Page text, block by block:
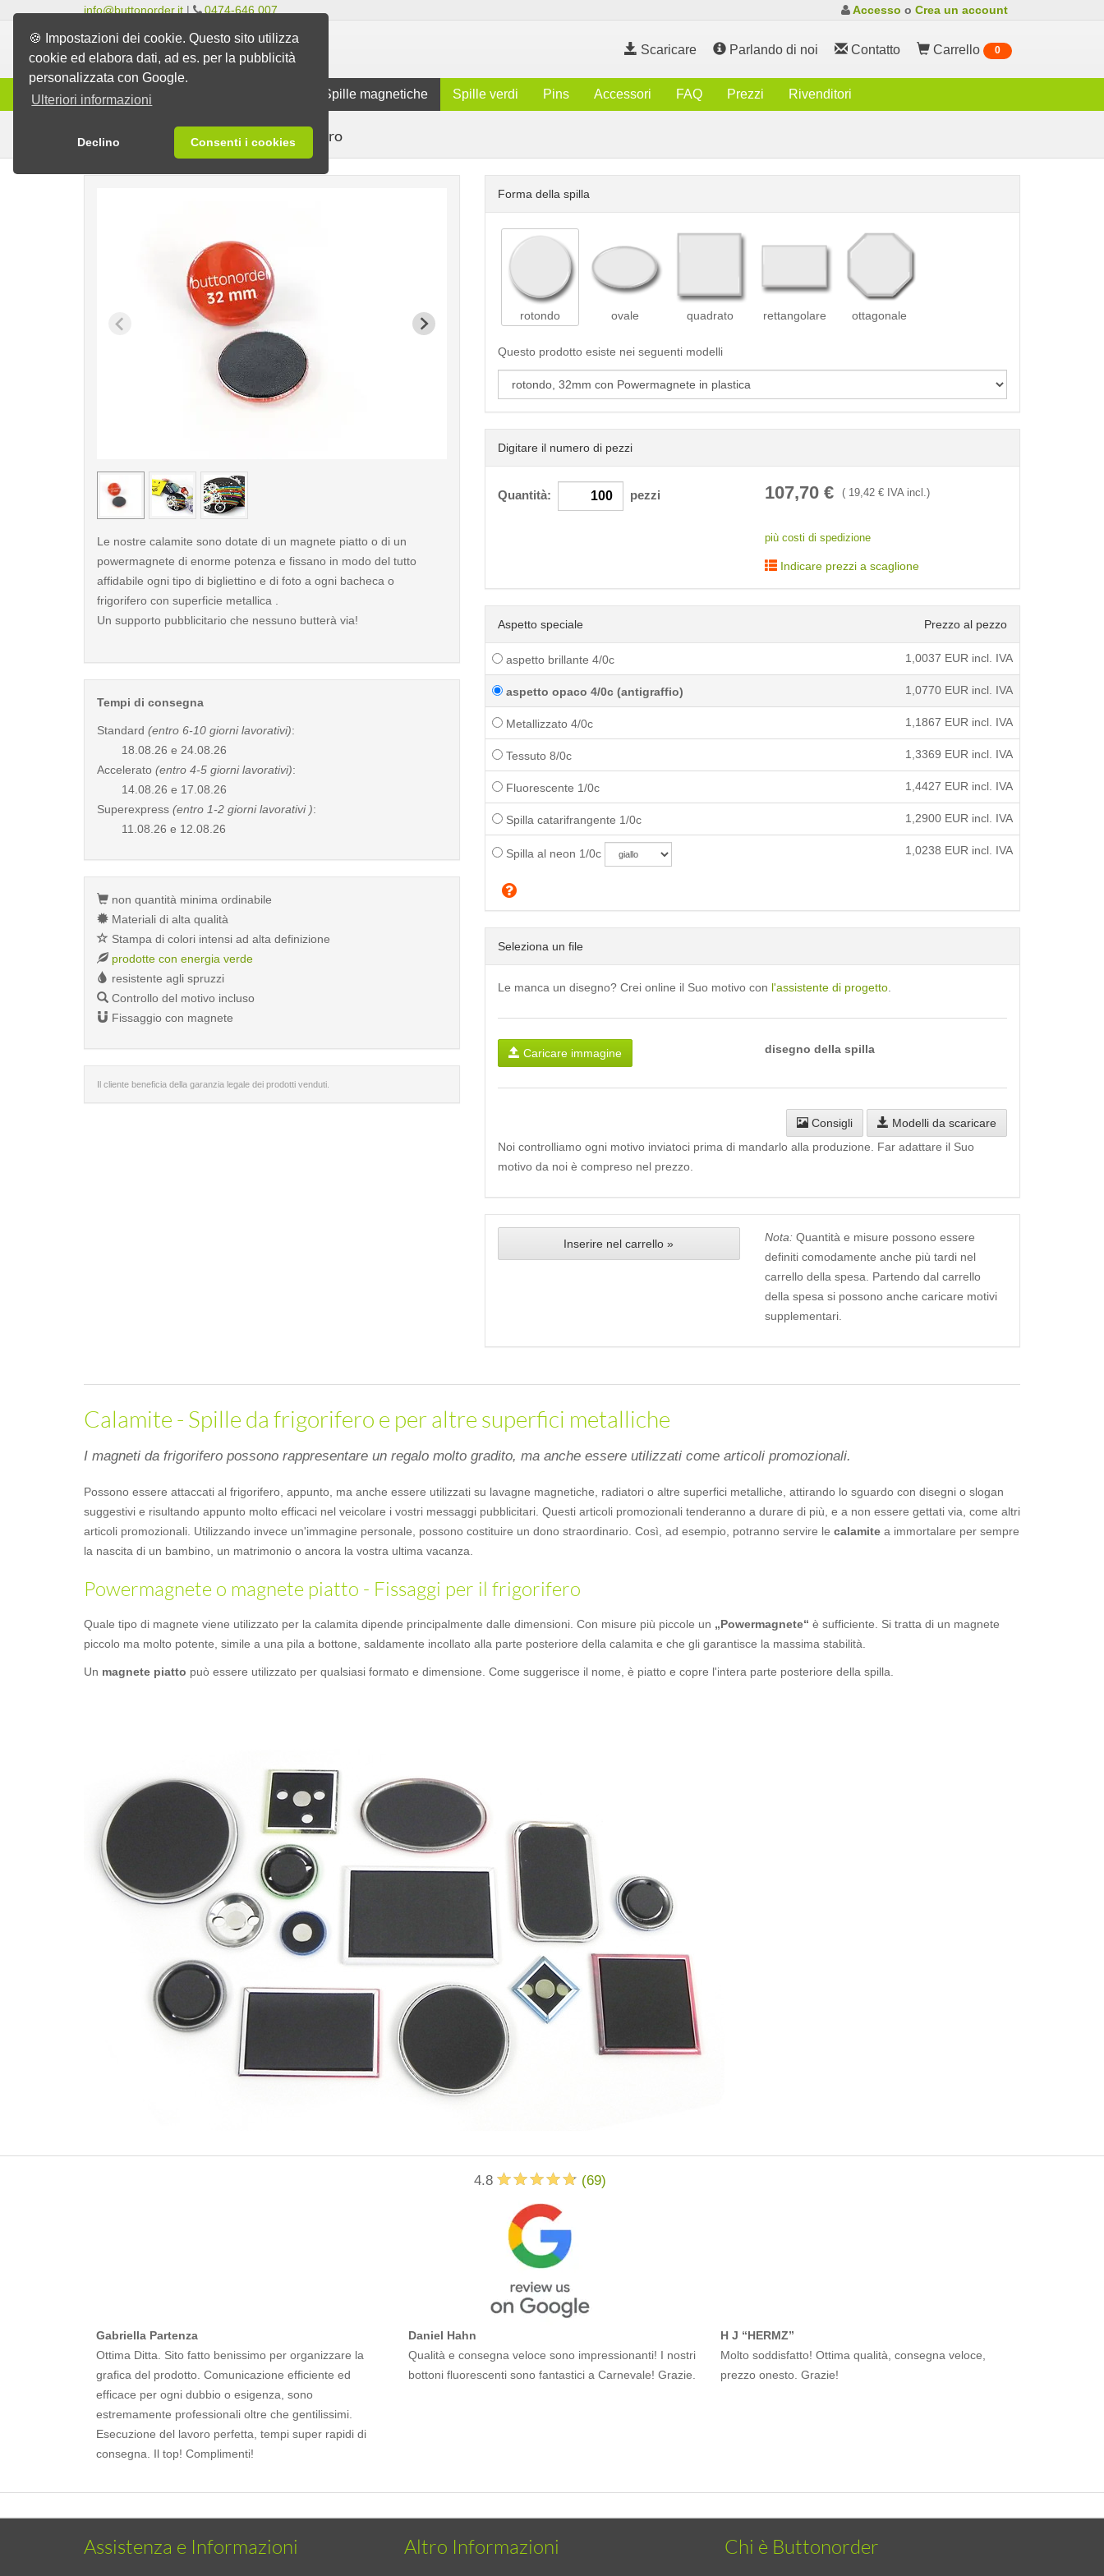
🍪 Impostazioni dei cookie. Questo sito utilizza
cookie ed elabora dati, ad es. per la pubblicità
personalizzata con Google.
Ulteriori informazioni
Declino Consenti i cookies
info@buttonorder.it | 0474-646 007 Accesso o Crea un account
Scaricare Parlando di noi Contatto Carrello 0
Gamma Spille magnetiche Spille verdi Pins Accessori FAQ Prezzi Rivenditori
Spille Spille magnetiche per il frigorifero
Forma della spilla
rotondo ovale quadrato rettangolare ottagonale
Questo prodotto esiste nei seguenti modelli
Digitare il numero di pezzi
Quantità: pezzi 107,70€ ( 19,42€ IVA incl.)
più costi di spedizione
Indicare prezzi a scaglione
Aspetto speciale Prezzo al pezzo
aspetto brillante 4/0c 1,0037 EUR incl. IVA
aspetto opaco 4/0c (antigraffio) 1,0770 EUR incl. IVA
Metallizzato 4/0c 1,1867 EUR incl. IVA
Tessuto 8/0c 1,3369 EUR incl. IVA
Fluorescente 1/0c 1,4427 EUR incl. IVA
Spilla catarifrangente 1/0c 1,2900 EUR incl. IVA
Spilla al neon 1/0c 1,0238 EUR incl. IVA
Seleziona un file
Le manca un disegno? Crei online il Suo motivo con l'assistente di progetto.
Caricare immagine disegno della spilla
Consigli
Modelli da scaricare
Noi controlliamo ogni motivo inviatoci prima di mandarlo alla produzione. Far adattare il Suo
motivo da noi è compreso nel prezzo.
Inserire nel carrello » Nota:Quantità e misure possono essere
definiti comodamente anche più tardi nel
carrello della spesa. Partendo dal carrello
della spesa si possono anche caricare motivi
supplementari.
< /picture> < /picture> < /picture>
Le nostre calamite sono dotate di un magnete piatto o di un
powermagnete di enorme potenza e fissano in modo del tutto
affidabile ogni tipo di bigliettino e di foto a ogni bacheca o
frigorifero con superficie metallica .
Un supporto pubblicitario che nessuno butterà via!
Tempi di consegna
Standard (entro 6-10 giorni lavorativi):
18.08.26 e 24.08.26
Accelerato (entro 4-5 giorni lavorativi):
14.08.26 e 17.08.26
Superexpress (entro 1-2 giorni lavorativi ):
11.08.26 e 12.08.26
non quantità minima ordinabile
Materiali di alta qualità
Stampa di colori intensi ad alta definizione
prodotte con energia verde
resistente agli spruzzi
Controllo del motivo incluso
Fissaggio con magnete
Il cliente beneficia della garanzia legale dei prodotti venduti.
Calamite - Spille da frigorifero e per altre superfici metalliche
I magneti da frigorifero possono rappresentare un regalo molto gradito, ma anche essere utilizzati come articoli promozionali.
Possono essere attaccati al frigorifero, appunto, ma anche essere utilizzati su lavagne magnetiche, radiatori o altre superfici metalliche, attirando lo sguardo con disegni o slogan
suggestivi e risultando appunto molto efficaci nel veicolare i vostri messaggi pubblicitari. Questi articoli promozionali tenderanno a durare di più, e a non essere gettati via, come altri
articoli promozionali. Utilizzando invece un'immagine personale, possono costituire un dono straordinario. Così, ad esempio, potranno servire le calamite a immortalare per sempre
la nascita di un bambino, un matrimonio o ancora la vostra ultima vacanza.
Powermagnete o magnete piatto - Fissaggi per il frigorifero
Quale tipo di magnete viene utilizzato per la calamita dipende principalmente dalle dimensioni. Con misure più piccole un „Powermagnete“ è sufficiente. Si tratta di un magnete
piccolo ma molto potente, simile a una pila a bottone, saldamente incollato alla parte posteriore della calamita e che gli garantisce la massima stabilità.
Un magnete piatto può essere utilizzato per qualsiasi formato e dimensione. Come suggerisce il nome, è piatto e copre l'intera parte posteriore della spilla.
4.8 (69)
Gabriella Partenza
Ottima Ditta. Sito fatto benissimo per organizzare la
grafica del prodotto. Comunicazione efficiente ed
efficace per ogni dubbio o esigenza, sono
estremamente professionali oltre che gentilissimi.
Esecuzione del lavoro perfetta, tempi super rapidi di
consegna. Il top! Complimenti!
Daniel Hahn
Qualità e consegna veloce sono impressionanti! I nostri
bottoni fluorescenti sono fantastici a Carnevale! Grazie.
H J “HERMZ”
Molto soddisfatto! Ottima qualità, consegna veloce,
prezzo onesto. Grazie!
Assistenza e Informazioni Altro Informazioni Chi è Buttonorder